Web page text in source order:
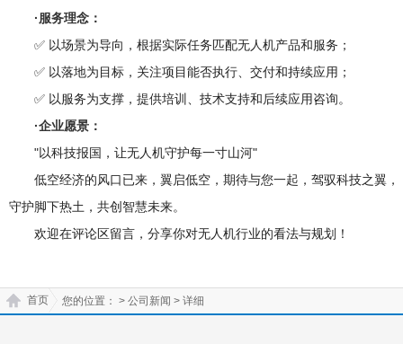
欢迎在评论区留言，分享你对无人机行业的看法与规划！